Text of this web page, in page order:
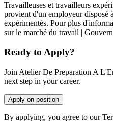
Travailleuses et travailleurs
provient d'un employeur disposé
expérimentés. Pour plus
sur le marché du travail |
Ready to Apply?
Join Atelier De Preparation A
next step in your career.
Apply on position
By applying, you agree to our